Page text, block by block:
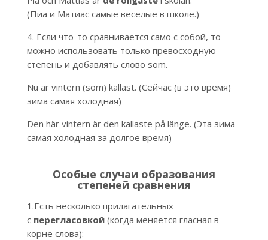
(Пиа и Матиас самые веселые в школе.)
4. Если что-то сравнивается само с собой, то
можно использовать только превосходную
степень и добавлять слово som.
Nu är vintern (som) kallast. (Сейчас (в это время)
зима самая холодная)
Den här vintern är den kallaste på länge. (Эта зима
самая холодная за долгое время)
Особые случаи образования
степеней сравнения
1.Есть несколько прилагательных
с перегласовкой(когда меняется гласная в
корне слова):